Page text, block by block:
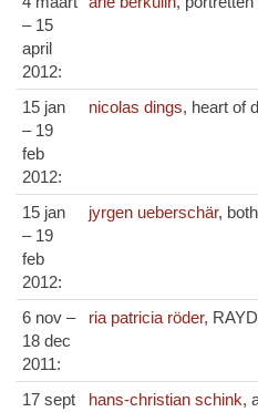
– 15
april
2012:
15 jan
– 19
feb
2012:
nicolas dings, heart of
15 jan
– 19
feb
2012:
jyrgen ueberschär,
6 nov –
18 dec
2011:
ria patricia röder,
17 sept
hans-christian schink,